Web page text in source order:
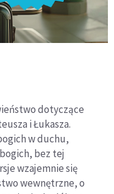
dotyczące
i Łukasza.
w duchu,
bez tej
wzajemnie się
wewnętrzne, o